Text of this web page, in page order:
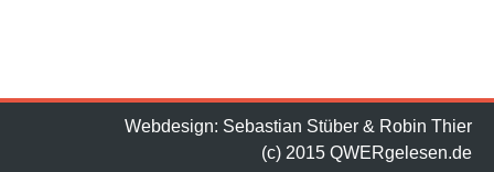
Webdesign: Sebastian Stüber & Robin Thier
(c) 2015 QWERgelesen.de